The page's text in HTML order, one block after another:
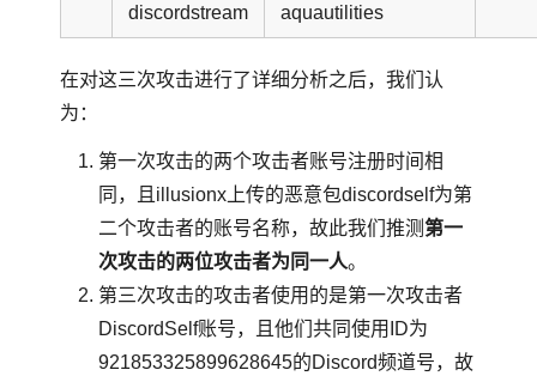
discordstream aquautilities
在对这三次攻击进行了详细分析之后，我们认
为：
第一次攻击的两个攻击者账号注册时间相
同，且illusionx上传的恶意包discordself为第
二个攻击者的账号名称，故此我们推测第一
次攻击的两位攻击者为同一人。
第三次攻击的攻击者使用的是第一次攻击者
DiscordSelf账号，且他们共同使用ID为
921853325899628645的Discord频道号，故